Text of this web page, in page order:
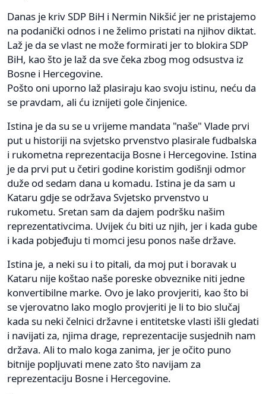
Danas je kriv SDP BiH i Nermin Nikšić jer ne pristajemo
na podanički odnos i ne želimo pristati na njihov diktat.
Laž je da se vlast ne može formirati jer to blokira SDP
BiH, kao što je laž da sve čeka zbog mog odsustva iz
Bosne i Hercegovine.
Pošto oni uporno laž plasiraju kao svoju istinu, neću da
se pravdam, ali ću iznijeti gole činjenice.
Istina je da su se u vrijeme mandata "naše" Vlade prvi
put u historiji na svjetsko prvenstvo plasirale fudbalska
i rukometna reprezentacija Bosne i Hercegovine. Istina
je da prvi put u četiri godine koristim godišnji odmor
duže od sedam dana u komadu. Istina je da sam u
Kataru gdje se održava Svjetsko prvenstvo u
rukometu. Sretan sam da dajem podršku našim
reprezentativcima. Uvijek ću biti uz njih, jer i kada gube
i kada pobjeđuju ti momci jesu ponos naše države.
Istina je, a neki su i to pitali, da moj put i boravak u
Kataru nije koštao naše poreske obveznike niti jedne
konvertibilne marke. Ovo je lako provjeriti, kao što bi
se vjerovatno lako moglo provjeriti je li to bio slučaj
kada su neki čelnici državne i entitetske vlasti išli gledati
i navijati za, njima drage, reprezentacije susjednih nam
država. Ali to malo koga zanima, jer je očito puno
bitnije popljuvati mene zato što navijam za
reprezentaciju Bosne i Hercegovine.